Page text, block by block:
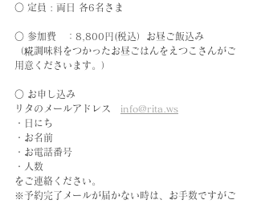
○ 定員 : 両日 各6名さま
○ 参加費　：8,800円(税込）お昼ご飯込み
（糀調味料をつかったお昼ごはんをえつこさんがご
用意くださいます。）
○ お申し込み
リタのメールアドレス info@rita.ws
・日にち
・お名前
・お電話番号
・人数
をご連絡ください。
※予約完了メールが届かない時は、お手数ですがご